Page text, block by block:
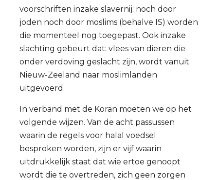
voorschriften inzake slavernij: noch door
joden noch door moslims (behalve IS) worden
die momenteel nog toegepast. Ook inzake
slachting gebeurt dat: vlees van dieren die
onder verdoving geslacht zijn, wordt vanuit
Nieuw-Zeeland naar moslimlanden
uitgevoerd.
In verband met de Koran moeten we op het
volgende wijzen. Van de acht passussen
waarin de regels voor halal voedsel
besproken worden, zijn er vijf waarin
uitdrukkelijk staat dat wie ertoe genoopt
wordt die te overtreden, zich geen zorgen